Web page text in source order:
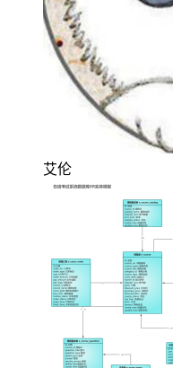
艾伦